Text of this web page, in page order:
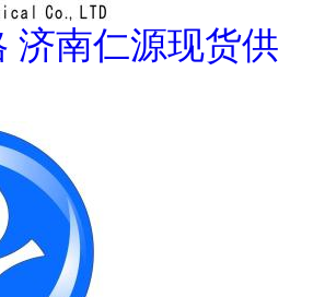
济南仁源现货供